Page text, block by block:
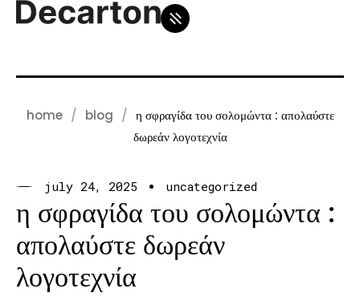
home blog
η σφραγίδα του σολομώντα : απολαύστε
δωρεάν λογοτεχνία
july 24, 2025 uncategorized
η σφραγίδα του σολομώντα :
απολαύστε δωρεάν
λογοτεχνία